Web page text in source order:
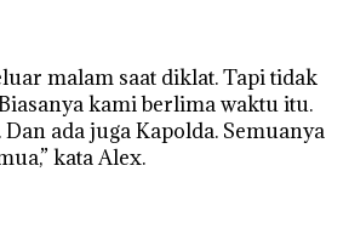
malam saat diklat. Tapi tidak
kami berlima waktu itu.
ada juga Kapolda. Semuanya
kata Alex.